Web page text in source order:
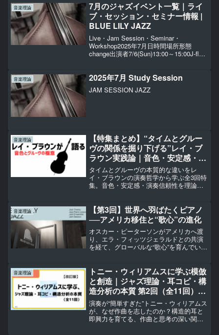
す。
音楽理論
7月のジャズイベント一覧｜ライ
ブ・セッション・セミナー情報 |
BLUE LILY JAZZ
Live・Jam Session・Seminar・
Workshop2025年7月日時間場所形態
change出演者7/6(Sun)13:00～15:00J-flow
音楽理論 2025年7月 Study Session
JAM SESSION JAZZ
音楽理論
【特集まとめ】“タイムとグルー
ヴの関係を掘り下げる”レイ・ブ
ラウン実践論｜音色・安定感・信
頼性を育てる3ステップ（全3回）
タイムとグルーヴの本質的な違いをレ
イ・ブラウンの演奏哲学から学ぶ全3回特
集。音色・安定感・演奏信頼性を理論と
音楽理論
【第3回】世界へ羽ばたくピアノ
──アメリカ移住と“歌心”の進化
オスカー・ピーターソンがアメリカへ渡
り、エラ・フィッツジェラルドとの共演
を経て、グローバルな“歌心”を育んでいく
音楽理論
トニー・ウィリアムスに学ぶ模倣
と創造｜ジャズ理論・耳コピ・構
造分析の本質 第2回（全11回）＃
5-2
演奏が“簡単すぎた”トニー・ウィリアムス
が、なぜ作曲を志したのか？構造的耳と
即興力を育てる、作曲と思考の深い関係